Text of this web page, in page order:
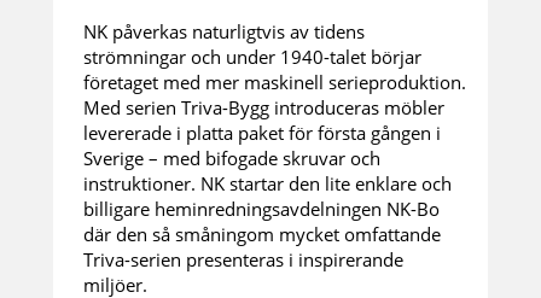
NK påverkas naturligtvis av tidens
strömningar och under 1940-talet börjar
företaget med mer maskinell serieproduktion.
Med serien Triva-Bygg introduceras möbler
levererade i platta paket för första gången i
Sverige – med bifogade skruvar och
instruktioner. NK startar den lite enklare och
billigare heminredningsavdelningen NK-Bo
där den så småningom mycket omfattande
Triva-serien presenteras i inspirerande
miljöer.